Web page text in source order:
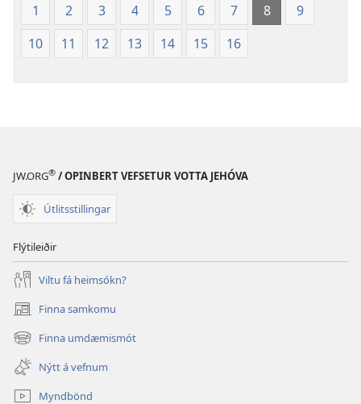
1 2 3 4 5 6 7 8
9
10
11 12 13 14 15 16
JW.ORG® / OPINBERT VEFSETUR VOTTA JEHÓVA
Útlitsstillingar
Flýtileiðir
Viltu fá heimsókn?
Finna samkomu
(opnast
í
nýjum
glugga)
Finna umdæmismót
(opnast
nýjum
glugga)
Nýtt á vefnum
Myndbönd